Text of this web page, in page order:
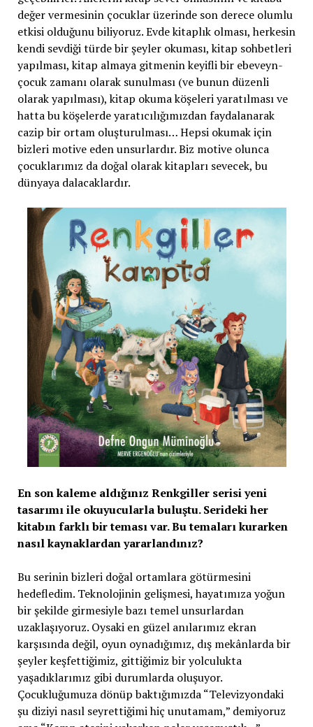
değer vermesinin çocuklar üzerinde son derece olumlu
etkisi olduğunu biliyoruz. Evde kitaplık olması, herkesin
kendi sevdiği türde bir şeyler okuması, kitap sohbetleri
yapılması, kitap almaya gitmenin keyifli bir ebeveyn-
çocuk zamanı olarak sunulması (ve bunun düzenli
olarak yapılması), kitap okuma köşeleri yaratılması ve
hatta bu köşelerde yaratıcılığımızdan faydalanarak
cazip bir ortam oluşturulması… Hepsi okumak için
bizleri motive eden unsurlardır. Biz motive olunca
çocuklarımız da doğal olarak kitapları sevecek, bu
dünyaya dalacaklardır.
En son kaleme aldığınız Renkgiller serisi yeni
tasarımı ile okuyucularla buluştu. Serideki her
kitabın farklı bir teması var. Bu temaları kurarken
nasıl kaynaklardan yararlandınız?
Bu serinin bizleri doğal ortamlara götürmesini
hedefledim. Teknolojinin gelişmesi, hayatımıza yoğun
bir şekilde girmesiyle bazı temel unsurlardan
uzaklaşıyoruz. Oysaki en güzel anılarımız ekran
karşısında değil, oyun oynadığımız, dış mekânlarda bir
şeyler keşfettiğimiz, gittiğimiz bir yolculukta
yaşadıklarımız gibi durumlarda oluşuyor.
Çocukluğumuza dönüp baktığımızda “Televizyondaki
şu diziyi nasıl seyrettiğimi hiç unutamam,” demiyoruz